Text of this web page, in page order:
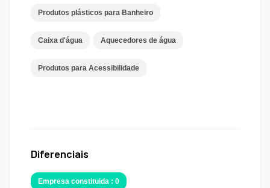
Produtos plásticos para Banheiro
Caixa d'água Aquecedores de água
Produtos para Acessibilidade
Diferenciais
Empresa constituida : 0